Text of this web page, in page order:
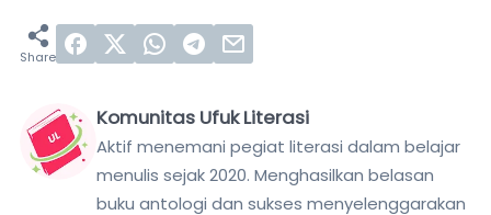
Komunitas Ufuk Literasi
Aktif menemani pegiat literasi dalam belajar
menulis sejak 2020. Menghasilkan belasan
buku antologi dan sukses menyelenggarakan